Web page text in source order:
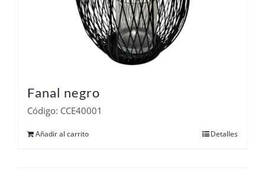
Fanal negro
Código: CCE40001
Añadir al carrito Detalles